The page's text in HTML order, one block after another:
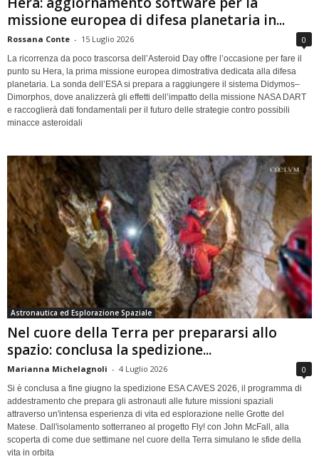
missione europea di difesa planetaria in...
Rossana Conte - 15 Luglio 2026 0
La ricorrenza da poco trascorsa dell’Asteroid Day offre l’occasione per fare il
punto su Hera, la prima missione europea dimostrativa dedicata alla difesa
planetaria. La sonda dell’ESA si prepara a raggiungere il sistema Didymos–
Dimorphos, dove analizzerà gli effetti dell’impatto della missione NASA DART
e raccoglierà dati fondamentali per il futuro delle strategie contro possibili
minacce asteroidali
Astronautica ed Esplorazione Spaziale
Nel cuore della Terra per prepararsi allo
spazio: conclusa la spedizione...
Marianna Michelagnoli - 4 Luglio 2026 0
Si è conclusa a fine giugno la spedizione ESA CAVES 2026, il programma di
addestramento che prepara gli astronauti alle future missioni spaziali
attraverso un'intensa esperienza di vita ed esplorazione nelle Grotte del
Matese. Dall'isolamento sotterraneo al progetto Fly! con John McFall, alla
scoperta di come due settimane nel cuore della Terra simulano le sfide della
vita in orbita